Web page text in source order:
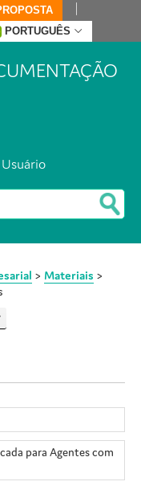
PORTUGUÊS
> Materiais >
para Agentes com